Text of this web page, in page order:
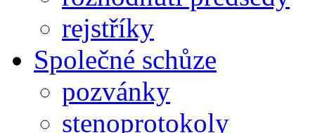
rejstříky
Společné schůze
pozvánky
stenoprotokoly